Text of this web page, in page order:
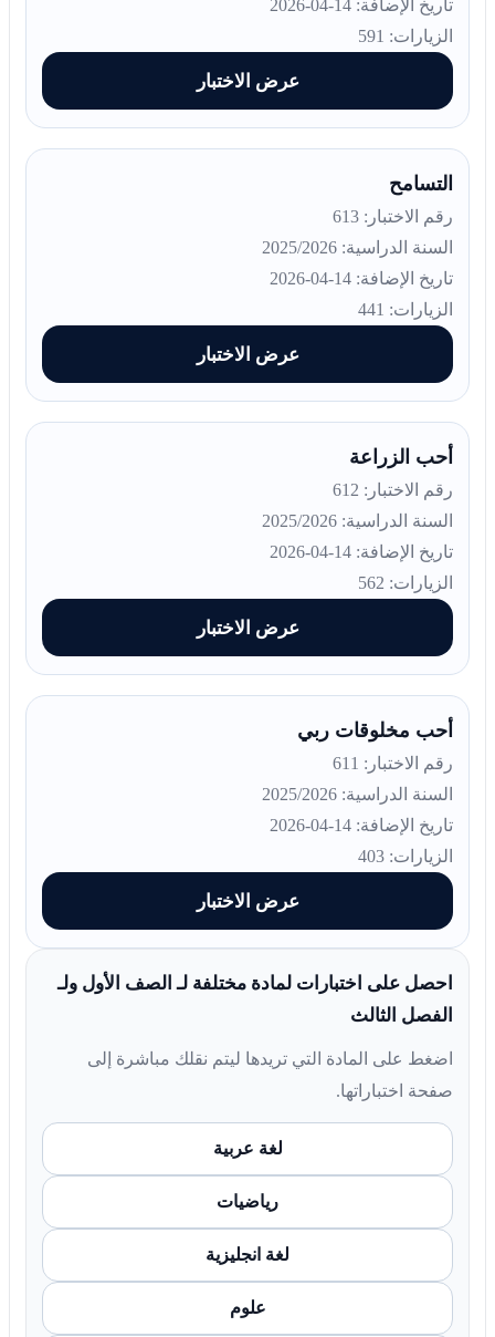
تاريخ الإضافة: 14-04-2026
الزيارات: 591
عرض الاختبار
التسامح
رقم الاختبار: 613
السنة الدراسية: 2025/2026
تاريخ الإضافة: 14-04-2026
الزيارات: 441
عرض الاختبار
أحب الزراعة
رقم الاختبار: 612
السنة الدراسية: 2025/2026
تاريخ الإضافة: 14-04-2026
الزيارات: 562
عرض الاختبار
أحب مخلوقات ربي
رقم الاختبار: 611
السنة الدراسية: 2025/2026
تاريخ الإضافة: 14-04-2026
الزيارات: 403
عرض الاختبار
احصل على اختبارات لمادة مختلفة لـ الصف الأول ولـ
الفصل الثالث
اضغط على المادة التي تريدها ليتم نقلك مباشرة إلى
صفحة اختباراتها.
لغة عربية
رياضيات
لغة انجليزية
علوم